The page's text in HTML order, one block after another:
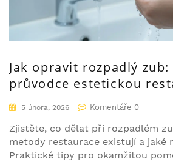
Jak opravit rozpadlý
průvodce estetickou
5 února, 2026 Komentáře 0
Zjistěte, co dělat při rozpadlém
metody restaurace existují a jaké
Praktické tipy pro okamžitou